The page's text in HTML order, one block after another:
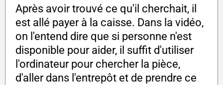
Après avoir trouvé ce qu'il cherchait, il
est allé payer à la caisse. Dans la vidéo,
on l'entend dire que si personne n'est
disponible pour aider, il suffit d'utiliser
l'ordinateur pour chercher la pièce,
d'aller dans l'entrepôt et de prendre ce